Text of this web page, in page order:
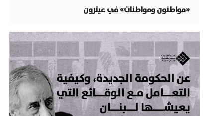
«مواطنون ومواطنات» في عيترون